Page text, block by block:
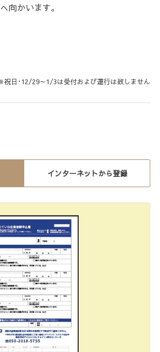
向かいます。
祝日･12/29～1/3は受付および運行は致しません
インターネットから登録